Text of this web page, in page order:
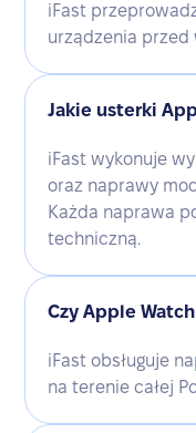
iFast
urządzenia przed
Jakie usterki
iFast wykonuje
oraz naprawy
Każda naprawa
techniczną.
Czy Apple
iFast obsługuje
na terenie całej